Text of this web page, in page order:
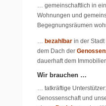
… gemeinschaftlich in
Wohnungen und
Begegnungsräumen
bezahlbarin der Stadt
dem Dach der
dauerhaft dem
Wir brauchen …
… tatkräftige
Genossenschaft und